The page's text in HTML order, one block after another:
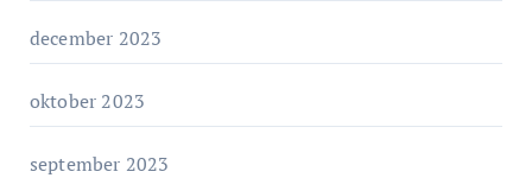
e
r
december 2023
oktober 2023
september 2023